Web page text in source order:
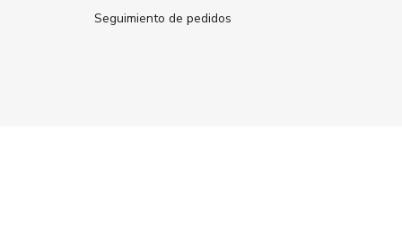
Seguimiento de pedidos